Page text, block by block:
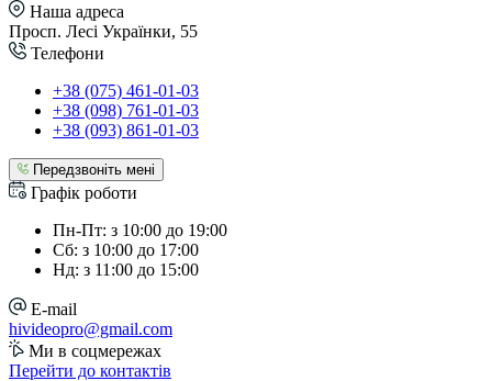
Наша адреса
Просп. Лесі Українки, 55
Телефони
+38 (075) 461-01-03
+38 (098) 761-01-03
+38 (093) 861-01-03
Передзвоніть мені
Графік роботи
Пн-Пт: з 10:00 до 19:00
Сб: з 10:00 до 17:00
Нд: з 11:00 до 15:00
E-mail
hivideopro@gmail.com
Ми в соцмережах
Перейти до контактів